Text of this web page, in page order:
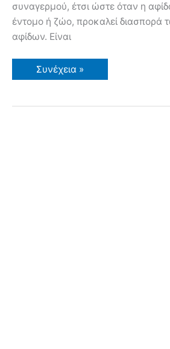
συναγερμού, έτσι ώστε όταν η
έντομο ή ζώο, προκαλεί διασπορά
αφίδων. Είναι
Αφίδες,
Μελίγκρες,
Αμπέλου
Συνέχεια »